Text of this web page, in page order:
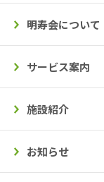
明寿会について
サービス案内
施設紹介
お知らせ